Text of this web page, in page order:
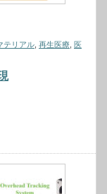
テリアル 再生医療 医